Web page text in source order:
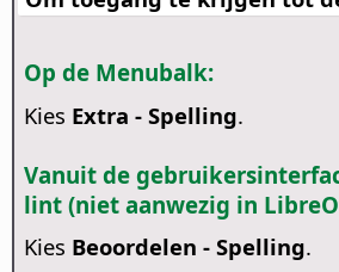
Op de Menubalk:
Kies Extra - Spelling.
Vanuit de
lint (niet aanwezig in
Kies Beoordelen - Spelling.